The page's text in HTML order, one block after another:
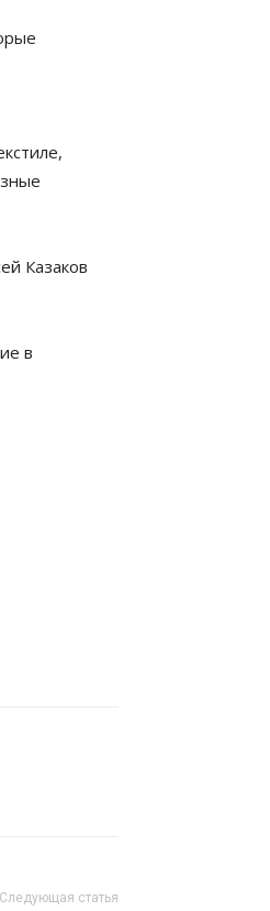
Казаков
в
Следующая статья